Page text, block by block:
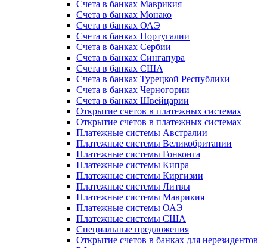
Счета в банках Маврикия
Счета в банках Монако
Счета в банках ОАЭ
Счета в банках Португалии
Счета в банках Сербии
Счета в банках Сингапура
Счета в банках США
Счета в банках Турецкой Республики
Счета в банках Черногории
Счета в банках Швейцарии
Открытие счетов в платежных системах
Открытие счетов в платежных системах
Платежные системы Австралии
Платежные системы Великобритании
Платежные системы Гонконга
Платежные системы Кипра
Платежные системы Киргизии
Платежные системы Литвы
Платежные системы Маврикия
Платежные системы ОАЭ
Платежные системы США
Специальные предложения
Открытие счетов в банках для нерезидентов